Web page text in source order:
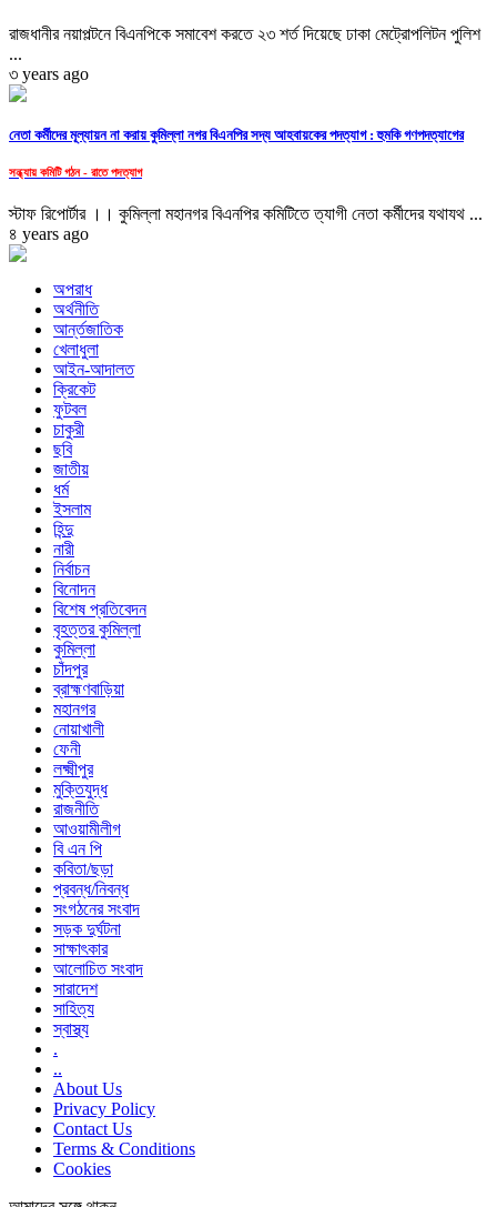
রাজধানীর নয়াপল্টনে বিএনপিকে সমাবেশ করতে ২৩ শর্ত দিয়েছে ঢাকা মেট্রোপলিটন পুলিশ
...
৩ years ago
নেতা কর্মীদের মূল্যায়ন না করায় কুমিল্লা নগর বিএনপির সদ্য আহবায়কের পদত্যাগ : হুমকি গণপদত্যাগের
সন্ধ্যায় কমিটি গঠন - রাতে পদত্যাগ
স্টাফ রিপোর্টার ।। কুমিল্লা মহানগর বিএনপির কমিটিতে ত্যাগী নেতা কর্মীদের যথাযথ ...
৪ years ago
অপরাধ
অর্থনীতি
আর্ন্তজাতিক
খেলাধুলা
আইন-আদালত
ক্রিকেট
ফুটবল
চাকুরী
ছবি
জাতীয়
ধর্ম
ইসলাম
হিন্দু
নারী
নির্বাচন
বিনোদন
বিশেষ প্রতিবেদন
বৃহত্তর কুমিল্লা
কুমিল্লা
চাঁদপুর
ব্রাহ্মণবাড়িয়া
মহানগর
নোয়াখালী
ফেনী
লক্ষ্মীপুর
মুক্তিযুদ্ধ
রাজনীতি
আওয়ামীলীগ
বি এন পি
কবিতা/ছড়া
প্রবন্ধ/নিবন্ধ
সংগঠনের সংবাদ
সড়ক দুর্ঘটনা
সাক্ষাৎকার
আলোচিত সংবাদ
সারাদেশ
সাহিত্য
স্বাস্থ্য
.
..
About Us
Privacy Policy
Contact Us
Terms & Conditions
Cookies